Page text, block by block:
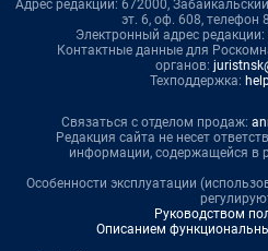
Адрес редакции: 672000,
эт. 6, оф. 608, телефон
Электронный адрес редакции:
Контактные данные для
органов:
Техподдержка:
Связаться с отделом продаж:
Редакция сайта не несет
информации, содержащейся в
Особенности эксплуатации
Руководством
Описанием